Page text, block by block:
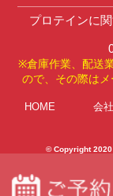
プロテインに
※倉庫作業、配送
ので、その際はメ
HOME 会
© Copyright 2020